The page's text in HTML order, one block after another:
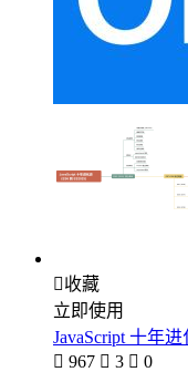
收藏
立即使用
JavaScript 十年进
 967  3  0